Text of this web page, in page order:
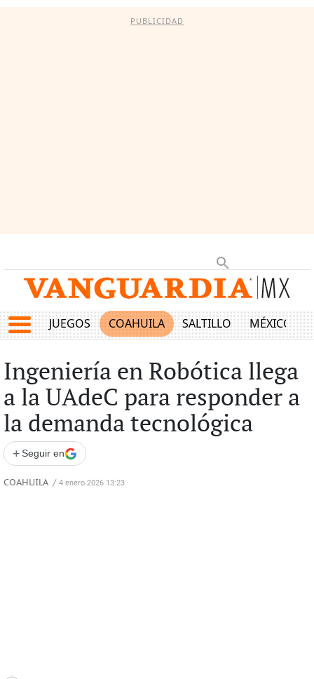
PUBLICIDAD
JUEGOS COAHUILA SALTILLO MÉXICO
Ingeniería en Robótica llega
a la UAdeC para responder a
la demanda tecnológica
+ Seguir en
COAHUILA / 4 enero 2026 13:23